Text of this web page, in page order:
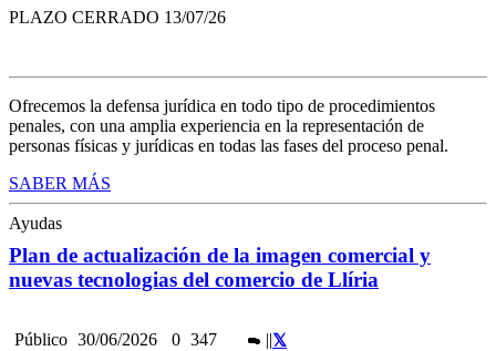
PLAZO CERRADO 13/07/26
Ofrecemos la defensa jurídica en todo tipo de procedimientos
penales, con una amplia experiencia en la representación de
personas físicas y jurídicas en todas las fases del proceso penal.
SABER MÁS
Ayudas
Plan de actualización de la imagen comercial y
nuevas tecnologias del comercio de Llíria
Público 30/06/2026 0 347 ||